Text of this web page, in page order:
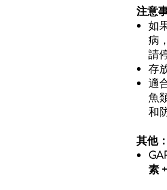
注意
如
病
請
存
適
魚
和
其他：
素